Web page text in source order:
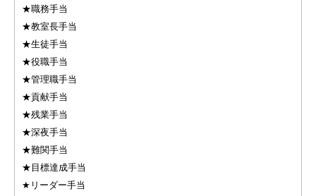
★職務手当
★教室長手当
★生徒手当
★役職手当
★管理職手当
★貢献手当
★残業手当
★深夜手当
★難関手当
★目標達成手当
★リーダー手当